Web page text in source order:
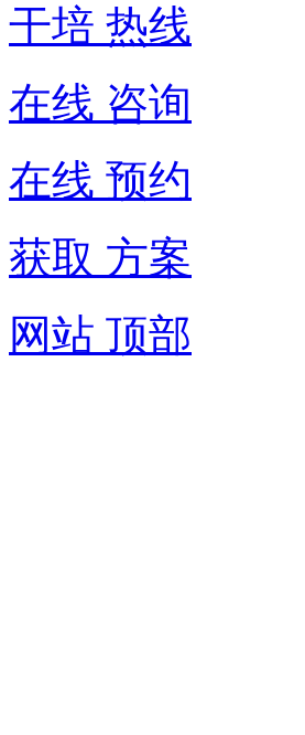
干培 热线
在线 咨询
在线 预约
获取 方案
网站 顶部